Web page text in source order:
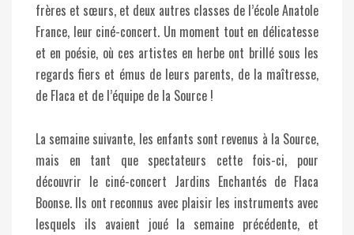
frères et sœurs, et deux autres classes de l’école Anatole
France, leur ciné-concert. Un moment tout en délicatesse
et en poésie, où ces artistes en herbe ont brillé sous les
regards fiers et émus de leurs parents, de la maîtresse,
de Flaca et de l’équipe de la Source !
La semaine suivante, les enfants sont revenus à la Source,
mais en tant que spectateurs cette fois-ci, pour
découvrir le ciné-concert Jardins Enchantés de Flaca
Boonse. Ils ont reconnus avec plaisir les instruments avec
lesquels ils avaient joué la semaine précédente, et